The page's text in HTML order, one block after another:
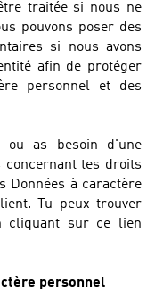
traitée si nous ne
pouvons poser des
si nous avons
afin de protéger
personnel et des
ou as besoin d'une
concernant tes droits
Données à caractère
Tu peux trouver
cliquant sur ce lien
personnel